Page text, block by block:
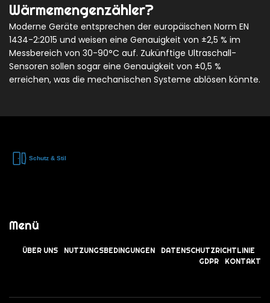
Wärmemengenzähler?
Moderne Geräte entsprechen der europäischen Norm EN
1434-2:2015 und weisen eine Genauigkeit von ±2,5 % im
Messbereich von 30-90°C auf. Zukünftige Ultraschall-
Sensoren sollen sogar eine Genauigkeit von ±0,5 %
erreichen, was die mechanischen Systeme ablösen könnte.
Menü
ÜBER UNS NUTZUNGSBEDINGUNGEN
DATENSCHUTZRICHTLINIE
GDPR
KONTAKT